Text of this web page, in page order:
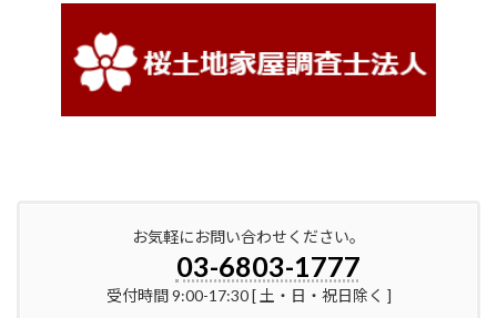
お気軽にお問い合わせください。
03-6803-1777
受付時間 9:00-17:30 [ 土・日・祝日除く ]